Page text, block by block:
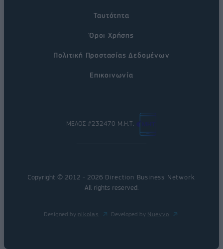
Ταυτότητα
Όροι Χρήσης
Πολιτική Προστασίας Δεδομένων
Επικοινωνία
ΜΕΛΟΣ #232470 Μ.Η.Τ.
Copyright © 2012 - 2026 Direction Business Network
All rights reserved.
Designed by nikolas Developed by Nuevvo